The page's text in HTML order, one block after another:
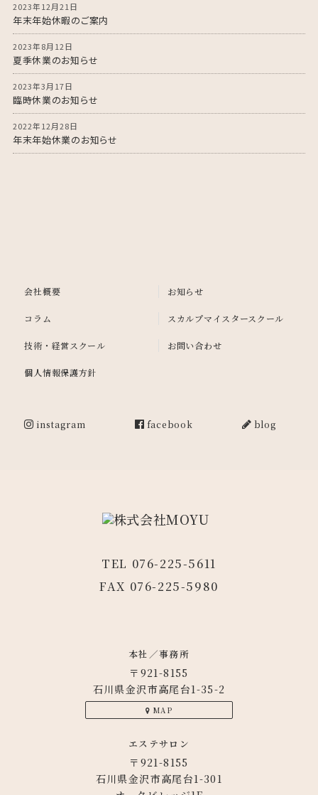
2023年12月21日
年末年始休暇のご案内
2023年8月12日
夏季休業のお知らせ
2023年3月17日
臨時休業のお知らせ
2022年12月28日
年末年始休業のお知らせ
会社概要 お知らせ
コラム スカルプマイスタースクール
技術・経営スクール お問い合わせ
個人情報保護方針
instagram facebook blog
TEL 076-225-5611
FAX 076-225-5980
本社／事務所
〒921-8155
石川県金沢市高尾台1-35-2
MAP
エステサロン
〒921-8155
石川県金沢市高尾台1-301